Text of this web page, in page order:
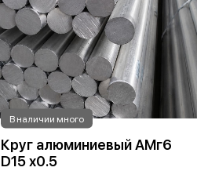
В наличии много
Круг алюминиевый АМг6
D15 х0.5